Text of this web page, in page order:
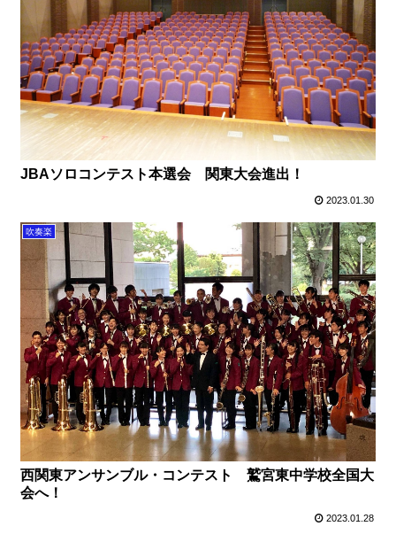
JBAソロコンテスト本選会 関東大会進出！
2023.01.30
吹奏楽
西関東アンサンブル・コンテスト 鷲宮東中学校全国大
会へ！
2023.01.28